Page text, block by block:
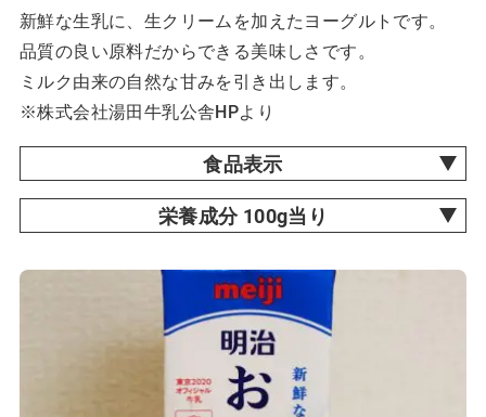
新鮮な生乳に、生クリームを加えたヨーグルトです。
品質の良い原料だからできる美味しさです。
ミルク由来の自然な甘みを引き出します。
※株式会社湯田牛乳公舎HPより
食品表示
栄養成分 100g当り